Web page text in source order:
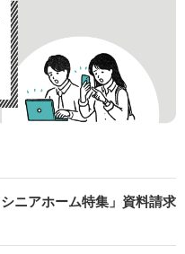
ニアホーム特集」資料請求